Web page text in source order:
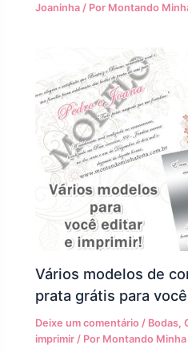
Joaninha / Por Montando
Vários modelos de
prata grátis para
Deixe um comentário / Bodas,
imprimir / Por Montando Minha